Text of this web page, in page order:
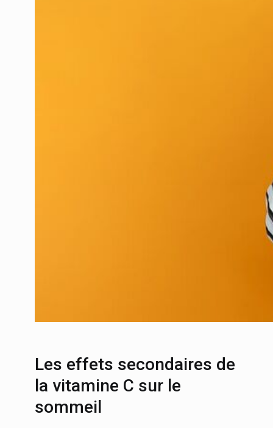
Les effets secondaires de
la vitamine C sur le
sommeil